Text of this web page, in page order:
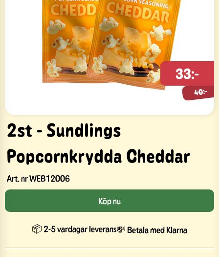
2st - Sundlings
Popcornkrydda Cheddar
Art. nrWEB12006
33:-
40:-
40:-
Köp nu
📦 2-5 vardagar leverans💸 Betala med Klarna